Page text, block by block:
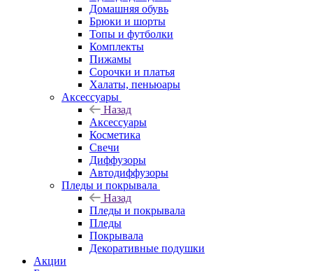
Домашняя обувь
Брюки и шорты
Топы и футболки
Комплекты
Пижамы
Сорочки и платья
Халаты, пеньюары
Аксессуары
Назад
Аксессуары
Косметика
Свечи
Диффузоры
Автодиффузоры
Пледы и покрывала
Назад
Пледы и покрывала
Пледы
Покрывала
Декоративные подушки
Акции